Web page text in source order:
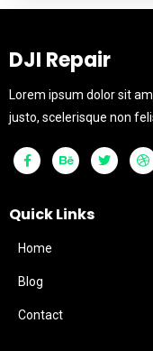
DJI Repair
Lorem ipsum dolor sit
justo, scelerisque non
Quick Links
Home
Blog
Contact